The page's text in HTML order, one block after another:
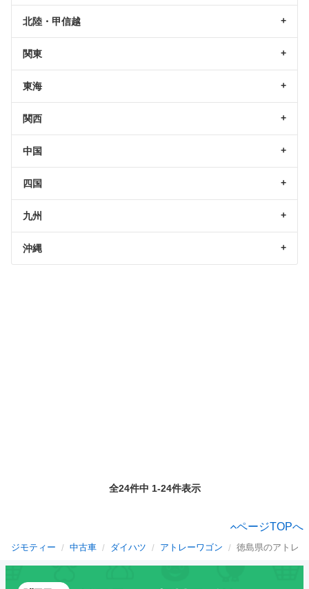
北陸・甲信越
関東
東海
関西
中国
四国
九州
沖縄
全24件中 1-24件表示
ページTOPへ
ジモティー 中古車 ダイハツ アトレーワゴン 徳島県のアトレ